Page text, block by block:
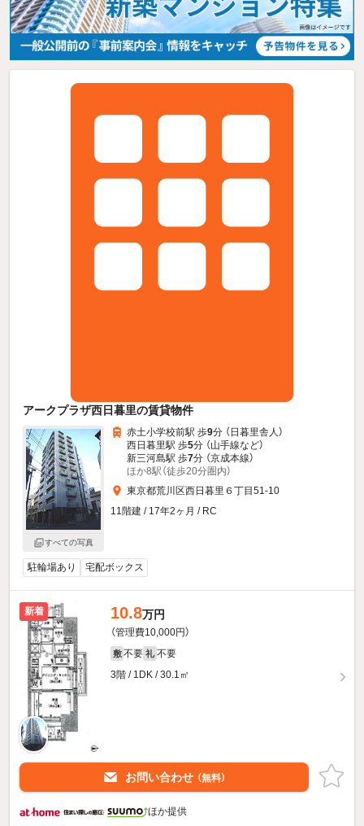
アークプラザ西日暮里の賃貸物件
すべての写真
赤土小学校前駅 歩9分 （日暮里舎人）
西日暮里駅 歩5分 （山手線など）
新三河島駅 歩7分 （京成本線）
ほか8駅（徒歩20分圏内）
東京都荒川区西日暮里６丁目51-10
11階建 / 17年2ヶ月 / RC
駐輪場あり 宅配ボックス
新着 10.8万円
（管理費10,000円）
敷 不要 礼 不要
3階 / 1DK / 30.1㎡
お問い合わせ （無料）
ほか提供